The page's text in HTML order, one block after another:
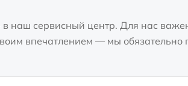
наш сервисный центр. Для нас
впечатлением — мы